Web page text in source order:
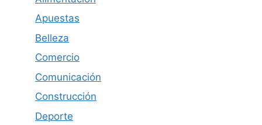
Apuestas
Belleza
Comercio
Comunicación
Construcción
Deporte